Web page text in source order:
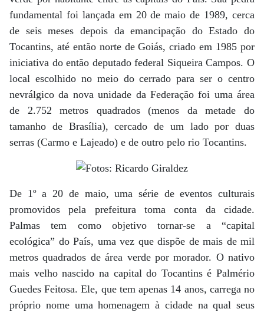
fundamental foi lançada em 20 de maio de 1989, cerca
de seis meses depois da emancipação do Estado do
Tocantins, até então norte de Goiás, criado em 1985 por
iniciativa do então deputado federal Siqueira Campos. O
local escolhido no meio do cerrado para ser o centro
nevrálgico da nova unidade da Federação foi uma área
de 2.752 metros quadrados (menos da metade do
tamanho de Brasília), cercado de um lado por duas
serras (Carmo e Lajeado) e de outro pelo rio Tocantins.
De 1º a 20 de maio, uma série de eventos culturais
promovidos pela prefeitura toma conta da cidade.
Palmas tem como objetivo tornar-se a “capital
ecológica” do País, uma vez que dispõe de mais de mil
metros quadrados de área verde por morador. O nativo
mais velho nascido na capital do Tocantins é Palmério
Guedes Feitosa. Ele, que tem apenas 14 anos, carrega no
próprio nome uma homenagem à cidade na qual seus